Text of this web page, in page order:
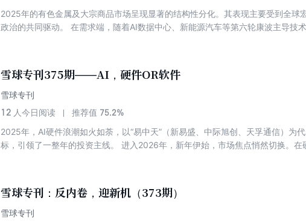
2025年的有色金属及大宗商品市场呈现显著的结构性分化。其表现主要受到全球
政治的共同驱动。 在需求端，随着AI数据中心、新能源汽车等第六轮康波主导技
雪球专刊375期——AI，硬件OR软件
雪球专刊
12 人今日阅读 推荐值 75.2%
2025年，AI硬件浪潮如火如荼，以“易中天”（新易盛、中际旭创、天孚通信）为
标，引领了一整年的投资主线。 进入2026年，新年伊始，市场焦点悄然切换。
雪球专刊：反内卷，迎新机（373期）
雪球专刊